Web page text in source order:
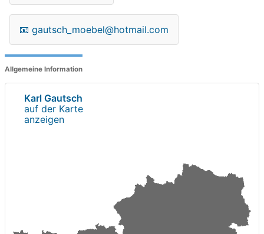
📧 gautsch_moebel@hotmail.com
Allgemeine Information
Karl Gautsch
auf der Karte
anzeigen